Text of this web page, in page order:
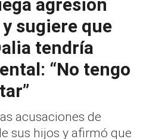
agresión
sugiere que
tendría
“No tengo
acusaciones de
sus hijos y afirmó que